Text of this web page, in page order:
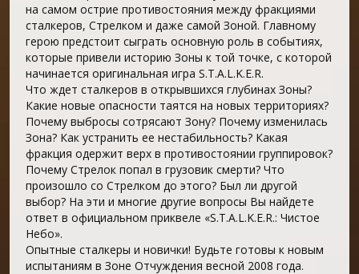
на самом острие противостояния между фракциями
сталкеров, Стрелком и даже самой Зоной. Главному
герою предстоит сыграть основную роль в событиях,
которые привели историю Зоны к той точке, с которой
начинается оригинальная игра S.T.A.L.K.E.R.
Что ждет сталкеров в открывшихся глубинах Зоны?
Какие новые опасности таятся на новых территориях?
Почему выбросы сотрясают Зону? Почему изменилась
Зона? Как устранить ее нестабильность? Какая
фракция одержит верх в противостоянии группировок?
Почему Стрелок попал в грузовик смерти? Что
произошло со Стрелком до этого? Был ли другой
выбор? На эти и многие другие вопросы Вы найдете
ответ в официальном приквеле «S.T.A.L.K.E.R.: Чистое
Небо».
Опытные сталкеры и новички! Будьте готовы к новым
испытаниям в Зоне Отчуждения весной 2008 года.